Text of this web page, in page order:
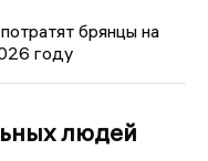
брянцы на
году
людей